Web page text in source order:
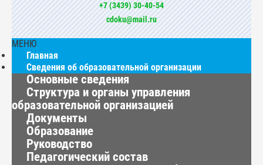
+7 (3439) 30-40-54
cdoku@mail.ru
МЕНЮ
Главная
Сведения об образовательной организации
Основные сведения
Структура и органы управления
образовательной организацией
Документы
Образование
Руководство
Педагогический состав